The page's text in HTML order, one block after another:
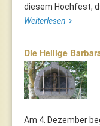
diesem Hochfest,
Weiterlesen
Die Heilige
Am 4. Dezember